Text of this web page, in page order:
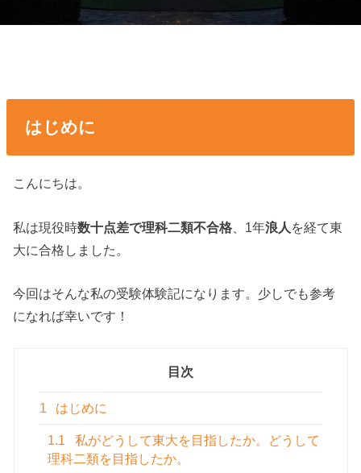
はじめに
こんにちは。
私は現役時数十点差で理科二類不合格 、1年浪人 を経て東
大に合格しました。
今回はそんな私の受験体験記になります。少しでも参考
になれば幸いです！
目次
1 はじめに
1.1
私がどうして東大を目指したか。どうして
理科二類を目指したか。